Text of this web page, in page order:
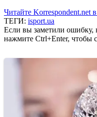
Читайте Korrespondent.net
ТЕГИ: isport.ua
Если вы заметили ошибку,
нажмите Ctrl+Enter, чтобы